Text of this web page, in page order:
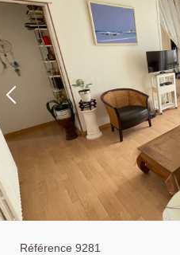
Référence 9281